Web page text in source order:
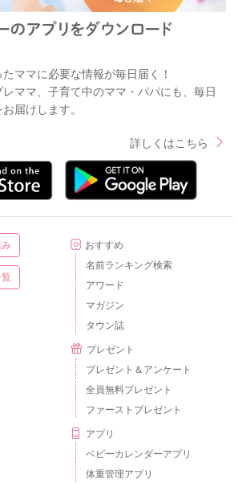
ママに必要な情報が毎日届く！
ママ、子育て中のママ・パパにも、毎日
届けします。
詳しくはこちら
おすすめ
名前ランキング検索
アワード
マガジン
タウン誌
プレゼント
プレゼント＆アンケート
全員無料プレゼント
ファーストプレゼント
アプリ
ベビーカレンダーアプリ
体重管理アプリ